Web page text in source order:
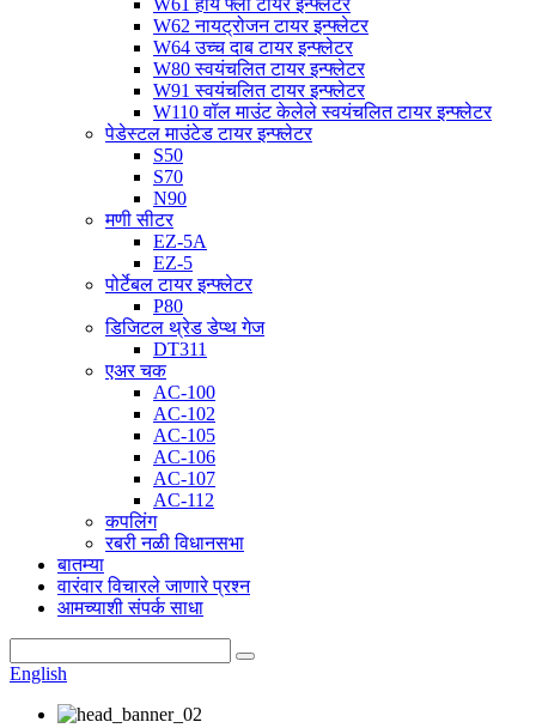
W61 हाय फ्लो टायर इन्फ्लेटर
W62 नायट्रोजन टायर इन्फ्लेटर
W64 उच्च दाब टायर इन्फ्लेटर
W80 स्वयंचलित टायर इन्फ्लेटर
W91 स्वयंचलित टायर इन्फ्लेटर
W110 वॉल माउंट केलेले स्वयंचलित टायर इन्फ्लेटर
पेडेस्टल माउंटेड टायर इन्फ्लेटर
S50
S70
N90
मणी सीटर
EZ-5A
EZ-5
पोर्टेबल टायर इन्फ्लेटर
P80
डिजिटल थ्रेड डेप्थ गेज
DT311
एअर चक
AC-100
AC-102
AC-105
AC-106
AC-107
AC-112
कपलिंग
रबरी नळी विधानसभा
बातम्या
वारंवार विचारले जाणारे प्रश्न
आमच्याशी संपर्क साधा
English